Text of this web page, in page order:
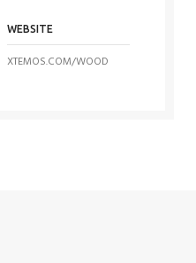
WEBSITE
XTEMOS.COM/WOOD